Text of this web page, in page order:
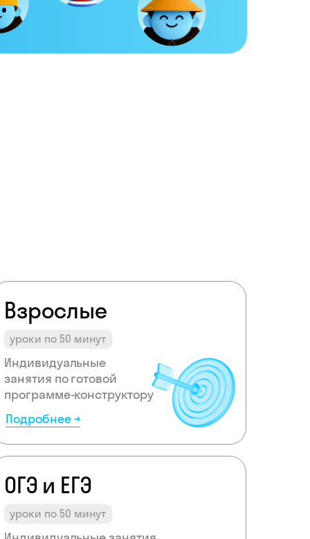
ОГЭ и ЕГЭ
уроки по 50 минут
Подробнее →
Индивидуальные
занятия по готовой
программе-конструктору
уроки по 50 минут
Взрослые